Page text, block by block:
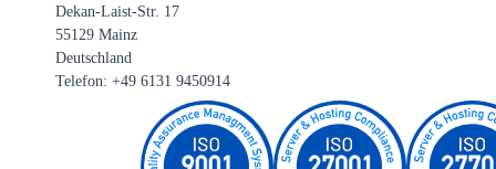
Dekan-Laist-Str. 17
55129 Mainz
Deutschland
Telefon: +49 6131 9450914